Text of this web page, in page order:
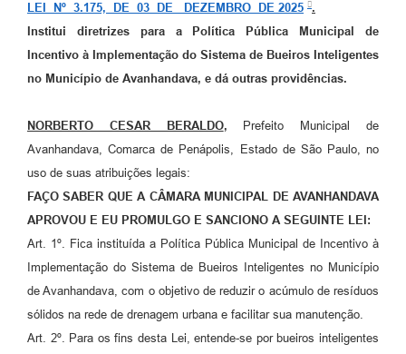
LEI Nº 3.175, DE 03 DE DEZEMBRO DE 2025
.
Institui diretrizes para a Política Pública Municipal de
Incentivo à Implementação do Sistema de Bueiros Inteligentes
no Município de Avanhandava, e dá outras providências.
NORBERTO CESAR BERALDO,
Prefeito Municipal de
Avanhandava, Comarca de Penápolis, Estado de São Paulo, no
uso de suas atribuições legais:
FAÇO SABER QUE A CÂMARA MUNICIPAL DE AVANHANDAVA
APROVOU E EU PROMULGO E SANCIONO A SEGUINTE LEI:
Art. 1º. Fica instituída a Política Pública Municipal de Incentivo à
Implementação do Sistema de Bueiros Inteligentes no Município
de Avanhandava, com o objetivo de reduzir o acúmulo de resíduos
sólidos na rede de drenagem urbana e facilitar sua manutenção.
Art. 2º. Para os fins desta Lei, entende-se por bueiros inteligentes